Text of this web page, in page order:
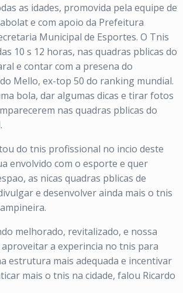
as idades, promovida pela equipe de
e com apoio da Prefeitura
Municipal de Esportes. O Tnis
10 s 12 horas, nas quadras pblicas do
e contar com a presena do
Mello, ex-top 50 do ranking mundial.
bola, dar algumas dicas e tirar fotos
nas quadras pblicas do
do tnis profissional no incio deste
envolvido com o esporte e quer
as nicas quadras pblicas de
e desenvolver ainda mais o tnis
melhorado, revitalizado, e nossa
a experincia no tnis para
estrutura mais adequada e incentivar
mais o tnis na cidade, falou Ricardo